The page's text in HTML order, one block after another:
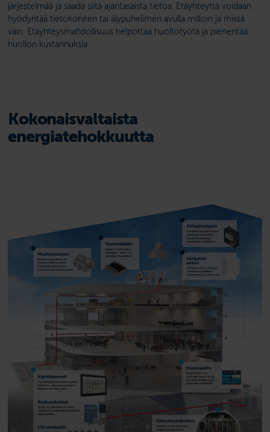
järjestelmää ja saada siitä ajantasaista tietoa. Etäyhteyttä voidaan
hyödyntää tietokoneen tai älypuhelimen avulla milloin ja missä
vain. Etäyhteysmahdollisuus helpottaa huoltotyötä ja pienentää
huollon kustannuksia.
Kokonaisvaltaista
energiatehokkuutta